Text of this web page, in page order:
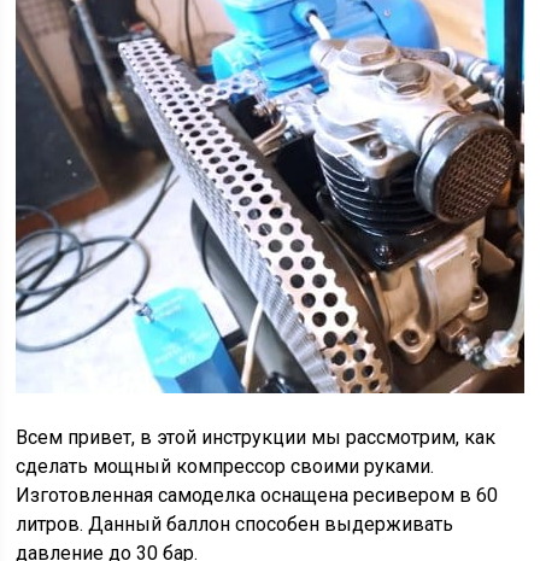
Всем привет, в этой инструкции мы рассмотрим, как
сделать мощный компрессор своими руками.
Изготовленная самоделка оснащена ресивером в 60
литров. Данный баллон способен выдерживать
давление до 30 бар.